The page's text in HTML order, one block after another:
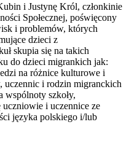
i Justynę Król, członkinie
Społecznej, poświęcony
i problemów, których
dzieci z
skupia się na takich
do dzieci migrankich jak:
na różnice kulturowe i
uczennic i rodzin migranckich
wspólnoty szkoły,
i uczennice ze
języka polskiego i/lub